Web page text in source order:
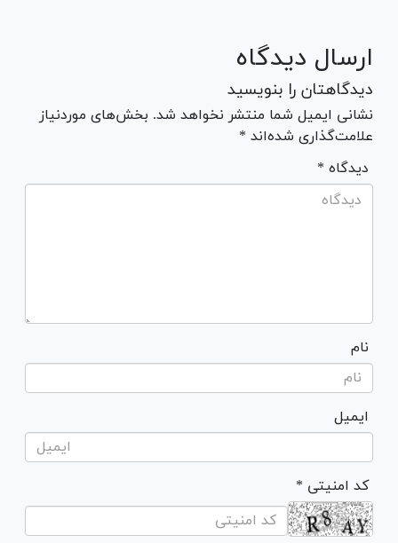
ارسال دیدگاه
دیدگاهتان را بنویسید
نشانی ایمیل شما منتشر نخواهد شد. بخش‌های موردنیاز
علامت‌گذاری شده‌اند *
* دیدگاه
نام
ایمیل
* کد امنیتی